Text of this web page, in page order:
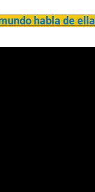
habla de ella